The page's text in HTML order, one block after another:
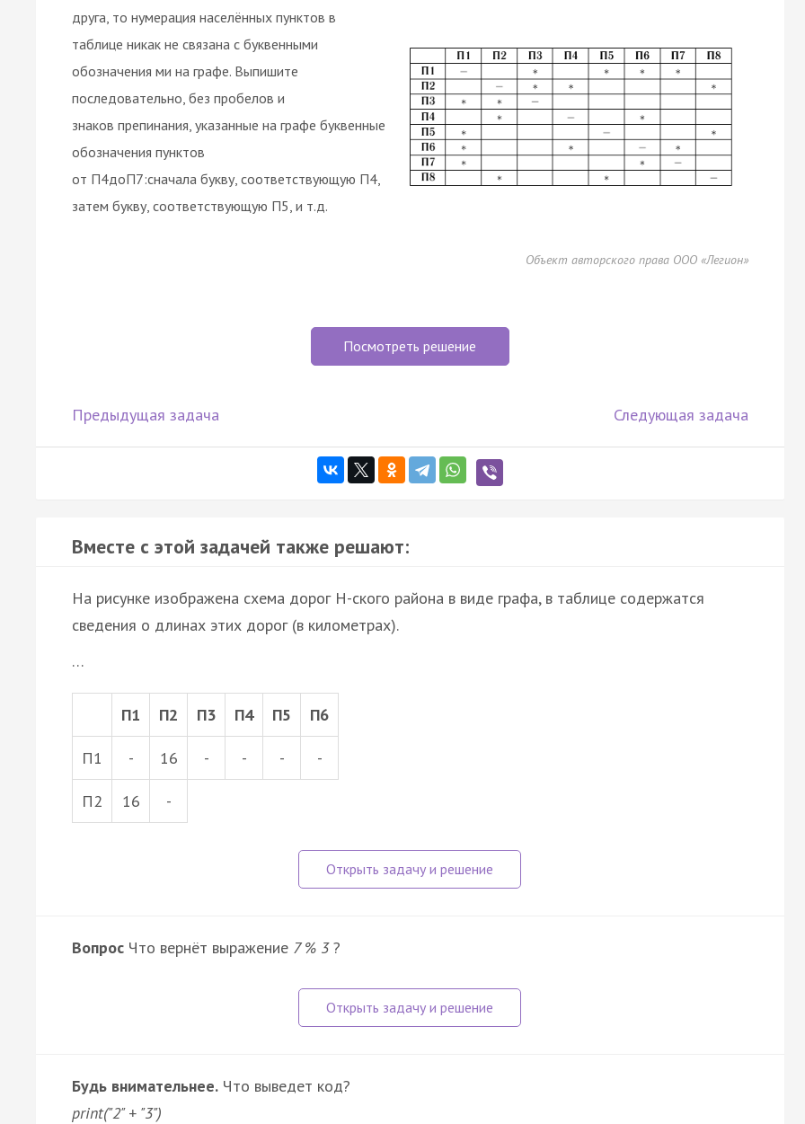
друга, то нумерация населённых пунктов в
таблице никак не связана с буквенными
обозначения ми на графе. Выпишите
последовательно, без пробелов и
знаков препинания, указанные на графе буквенные
обозначения пунктов
от П4доП7:сначала букву, соответствующую П4,
затем букву, соответствующую П5, и т.д.
Объект авторского права ООО «Легион»
Посмотреть решение
Предыдущая задача Следующая задача
Вместе с этой задачей также решают:
На рисунке изображена схема дорог Н-ского района в виде графа, в таблице содержатся
сведения о длинах этих дорог (в километрах).
…
П1 П2 П3 П4 П5 П6
П1 - 16 - - - -
П2 16 -
Вопрос Что вернёт выражение 7 % 3?
Будь внимательнее. Что выведет код?
print("2" + "3")